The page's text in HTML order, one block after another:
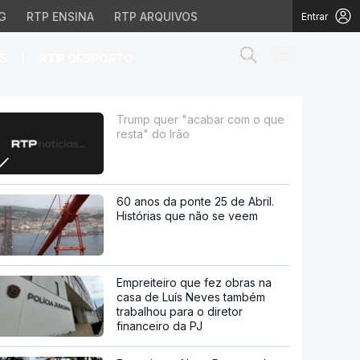
RTP ENSINA RTP ARQUIVOS Entrar
Trump quer "acabar com o que
resta" do Irão
60 anos da ponte 25 de Abril.
Histórias que não se veem
Empreiteiro que fez obras na
casa de Luís Neves também
trabalhou para o diretor
financeiro da PJ